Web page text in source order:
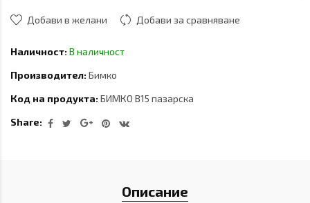
Добави в желани Добави за сравняване
Наличност: В наличност
Производител: Бимко
Код на продукта: БИМКО В15 пазарска
Share:
Описание